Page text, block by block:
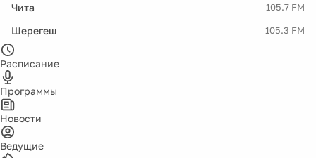
Чита 105.7 FM
Шерегеш 105.3 FM
Расписание
Программы
Новости
Ведущие